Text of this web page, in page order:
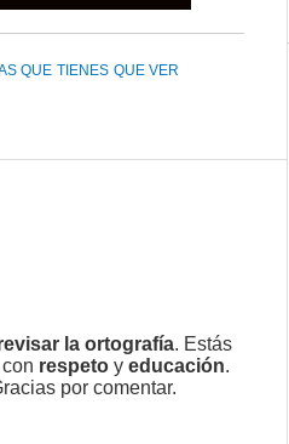
QUE TIENES QUE VER
la ortografía. Estás
respeto y educación.
por comentar.